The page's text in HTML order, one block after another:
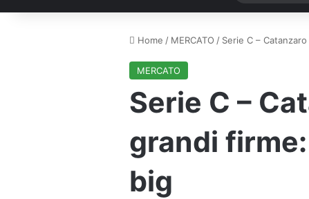
Home / MERCATO / Serie C –
MERCATO
Serie C –
grandi
big